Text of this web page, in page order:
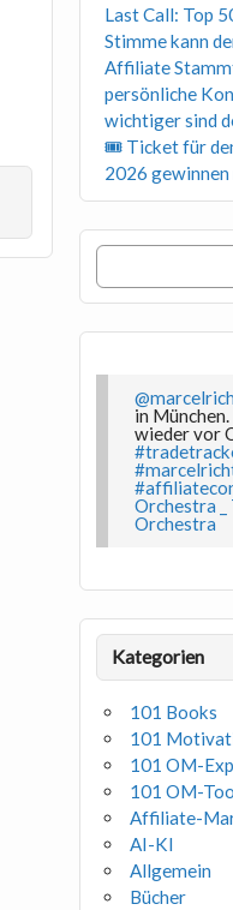
Last Call: Top
Stimme kann
Affiliate
persönliche
wichtiger sind
🎟 Ticket für
2026
Suchen
in
wieder vor
Orchestra
Orchestra
Kategorien
101 Books
101
101 OM-
101 OM-
Affiliate-
AI-KI
Allgemein
Bücher